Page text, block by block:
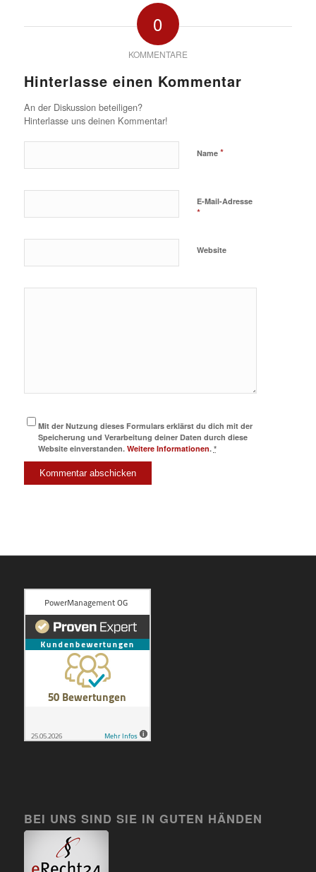
0
KOMMENTARE
Hinterlasse einen Kommentar
An der Diskussion beteiligen?
Hinterlasse uns deinen Kommentar!
Name *
E-Mail-Adresse
*
Website
Mit der Nutzung dieses Formulars erklärst du dich mit der
Speicherung und Verarbeitung deiner Daten durch diese
Website einverstanden. Weitere Informationen. *
BEI UNS SIND SIE IN GUTEN HÄNDEN